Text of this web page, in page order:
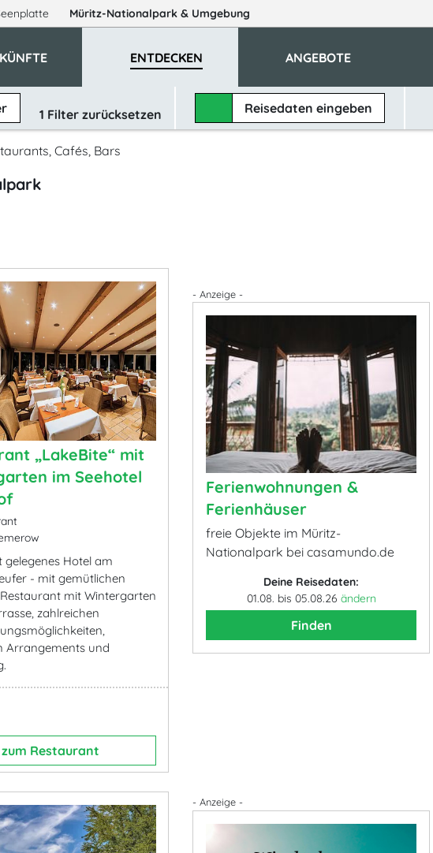
Müritz-Nationalpark & Umgebung
ENTDECKEN ANGEBOTE
1 Filter zurücksetzen Reisedateneingeben
Cafés, Bars
„LakeBite“ mit
im Seehotel
Hotel am
- mit gemütlichen
mit Wintergarten
zahlreichen
Arrangements und
zum Restaurant
- Anzeige -
Ferienwohnungen &
Ferienhäuser
freie Objekte im Müritz-
Nationalpark bei casamundo.de
Deine Reisedaten:
01.08. bis 05.08.26 ändern
Finden
- Anzeige -